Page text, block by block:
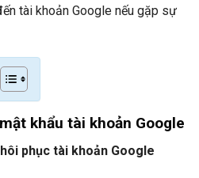
tài khoản Google nếu gặp sự
khẩu tài khoản Google
phục tài khoản Google